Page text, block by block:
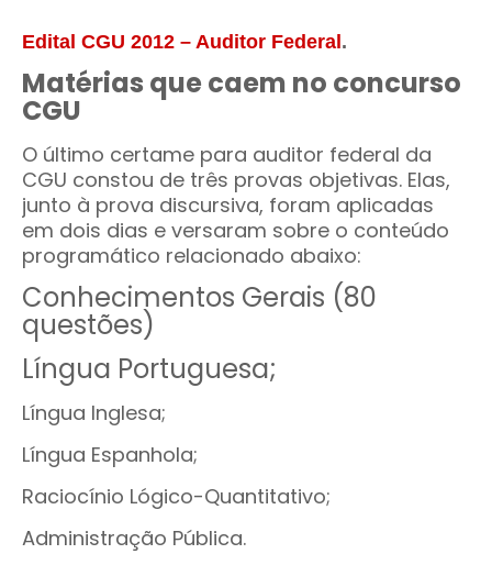
Edital CGU 2012 – Auditor Federal .
Matérias que caem no concurso
CGU
O último certame para auditor federal da
CGU constou de três provas objetivas. Elas,
junto à prova discursiva, foram aplicadas
em dois dias e versaram sobre o conteúdo
programático relacionado abaixo:
Conhecimentos Gerais (80
questões)
Língua Portuguesa;
Língua Inglesa;
Língua Espanhola;
Raciocínio Lógico-Quantitativo;
Administração Pública.